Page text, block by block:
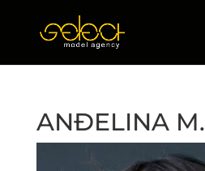
ANĐELINA M.